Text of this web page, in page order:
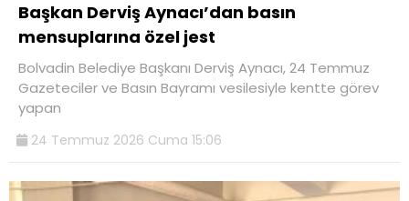
Başkan Derviş Aynacı’dan basın
mensuplarına özel jest
Bolvadin Belediye Başkanı Derviş Aynacı, 24 Temmuz
Gazeteciler ve Basın Bayramı vesilesiyle kentte görev
yapan
24 Temmuz 2026 Cuma 15:06